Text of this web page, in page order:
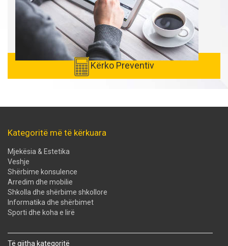
Kërko Preventiv
Kategoritë më të kërkuara
Mjekësia & Estetika
Veshje
Shërbime konsulence
Arredim dhe mobilie
Shkolla dhe shërbime shkollore
Informatika dhe shërbimet
Sporti dhe koha e lirë
Të gjitha kategoritë